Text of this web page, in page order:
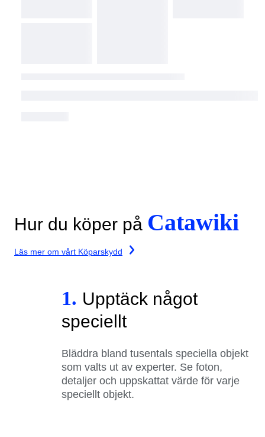
Hur du köper på Catawiki
Läs mer om vårt Köparskydd
1. Upptäck något
speciellt
Bläddra bland tusentals speciella objekt
som valts ut av experter. Se foton,
detaljer och uppskattat värde för varje
speciellt objekt.